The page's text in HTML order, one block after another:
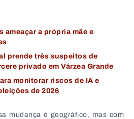
ameaçar a própria mãe e
prende três suspeitos de
privado em Várzea Grande
monitorar riscos de IA e
de 2026
mudança é geográfico, mas com